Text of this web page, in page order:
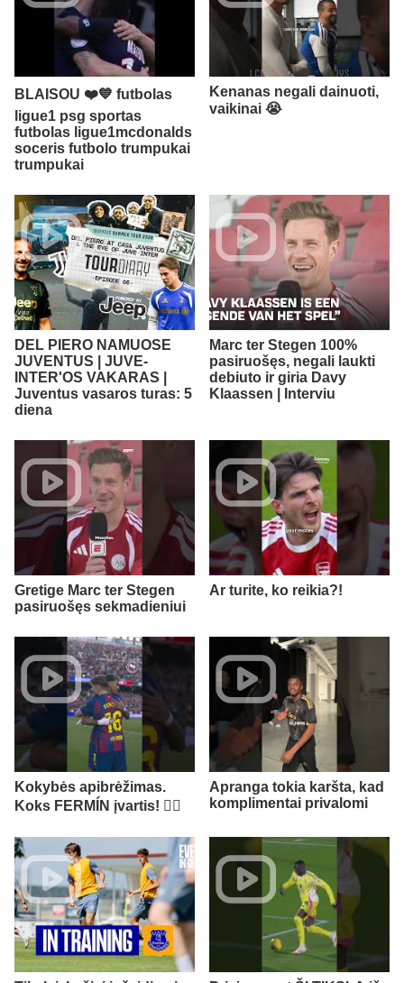
BLAISOU ❤️💙 futbolas
ligue1 psg sportas
futbolas ligue1mcdonalds
soceris futbolo trumpukai
trumpukai
Kenanas negali dainuoti,
vaikinai 😭​
DEL PIERO NAMUOSE
JUVENTUS | JUVE-
INTER'OS VAKARAS |
Juventus vasaros turas: 5
diena
Marc ter Stegen 100%
pasiruošęs, negali laukti
debiuto ir giria Davy
Klaassen | Interviu
Gretige Marc ter Stegen
pasiruošęs sekmadieniui
Ar turite, ko reikia?!
Kokybės apibrėžimas.
Koks FERMÍN įvartis! 😮‍💨
Apranga tokia karšta, kad
komplimentai privalomi